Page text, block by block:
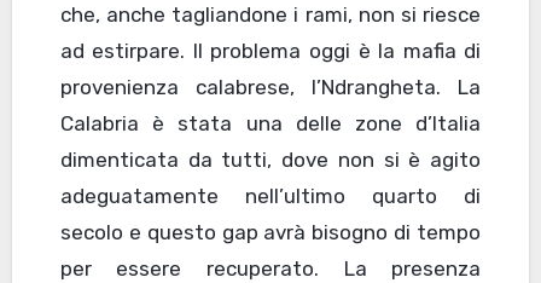
che, anche tagliandone i rami, non si riesce
ad estirpare. Il problema oggi è la mafia di
provenienza calabrese, l’Ndrangheta. La
Calabria è stata una delle zone d’Italia
dimenticata da tutti, dove non si è agito
adeguatamente nell’ultimo quarto di
secolo e questo gap avrà bisogno di tempo
per essere recuperato. La presenza